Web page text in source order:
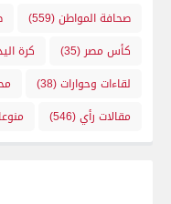
صحافة المواطن(559)
كأس مصر (35) كرة
لقاءات وحوارات(38)
مقالات رأي(546)